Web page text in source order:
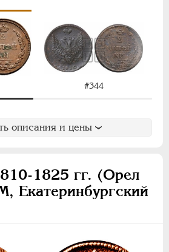
#344
описания и цены
1825 гг. (Орел
Екатеринбургский